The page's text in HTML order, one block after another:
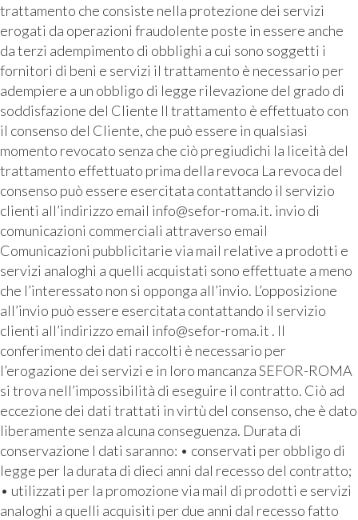
trattamento che consiste nella protezione dei servizi
erogati da operazioni fraudolente poste in essere anche
da terzi adempimento di obblighi a cui sono soggetti i
fornitori di beni e servizi il trattamento è necessario per
adempiere a un obbligo di legge rilevazione del grado di
soddisfazione del Cliente Il trattamento è effettuato con
il consenso del Cliente, che può essere in qualsiasi
momento revocato senza che ciò pregiudichi la liceità del
trattamento effettuato prima della revoca La revoca del
consenso può essere esercitata contattando il servizio
clienti all’indirizzo email info@sefor-roma.it. invio di
comunicazioni commerciali attraverso email
Comunicazioni pubblicitarie via mail relative a prodotti e
servizi analoghi a quelli acquistati sono effettuate a meno
che l’interessato non si opponga all’invio. L’opposizione
all’invio può essere esercitata contattando il servizio
clienti all’indirizzo email info@sefor-roma.it . Il
conferimento dei dati raccolti è necessario per
l’erogazione dei servizi e in loro mancanza SEFOR-ROMA
si trova nell’impossibilità di eseguire il contratto. Ciò ad
eccezione dei dati trattati in virtù del consenso, che è dato
liberamente senza alcuna conseguenza. Durata di
conservazione I dati saranno: • conservati per obbligo di
legge per la durata di dieci anni dal recesso del contratto;
• utilizzati per la promozione via mail di prodotti e servizi
analoghi a quelli acquisiti per due anni dal recesso fatto